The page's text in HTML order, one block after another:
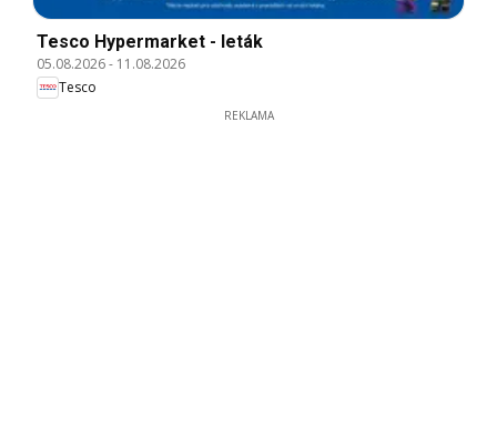
Tesco Hypermarket - leták
05.08.2026- 11.08.2026
Tesco
REKLAMA